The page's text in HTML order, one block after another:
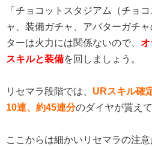
「チョコットスタジアム（チョ
ャ、装備ガチャ、アバターガチ
ターは火力には関係ないので、 オ
スキルと装備を回しましょう。
リセマラ段階では、 URスキル確
10連、約45連分のダイヤが貰えて
ここからは細かいリセマラの注